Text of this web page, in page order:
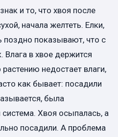
и то, что хвоя после
начала желтеть. Елки,
поздно показывают, что с
Влага в хвое держится
недостает влаги,
как бывает: посадили
была
Хвоя осыпалась, а
посадили. А проблема